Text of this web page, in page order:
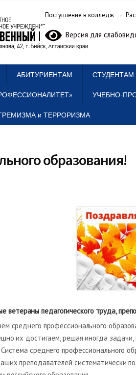
Поступление в колледж
Версия для
АБИТУРИЕНТАМ СТУДЕНТАМ
УЧЕБНО-
и ТЕРРОРИЗМА
образования!
ветераны педагогического труда,
среднего профессионального
их достигаем, решая иногда
среднего профессионального
преподавателей систематически